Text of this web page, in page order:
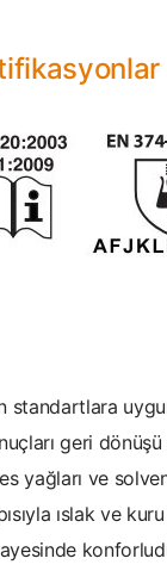
standartlara
geri
yağları ve
ıslak ve